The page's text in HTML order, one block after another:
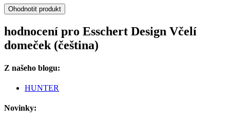
Ohodnotit produkt
hodnocení pro Esschert Design Včelí
domeček (čeština)
Z našeho blogu:
HUNTER
Novinky: